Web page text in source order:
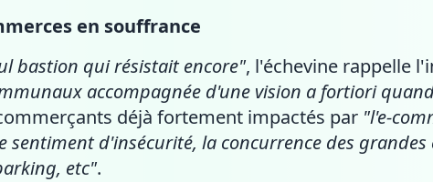
en souffrance
bastion qui résistait encore", l'échevine rappelle
accompagnée d'une vision a fortiori
déjà fortement impactés par "l'e-
sentiment d'insécurité, la concurrence des grandes
etc".